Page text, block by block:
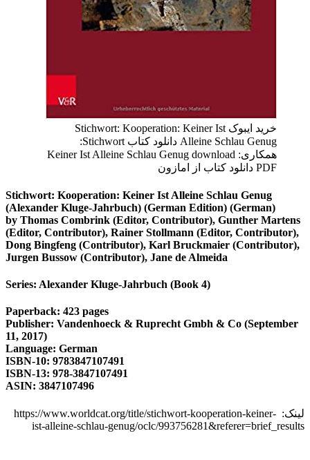
خرید ایبوک Stichwort: Kooperation: Keiner Ist
Alleine Schlau Genug دانلود کتاب Stichwort:
همکاری: Keiner Ist Alleine Schlau Genug download
PDF دانلود کتاب از امازون
Stichwort: Kooperation: Keiner Ist Alleine Schlau Genug
(Alexander Kluge-Jahrbuch) (German Edition) (German)
by Thomas Combrink (Editor, Contributor), Gunther Martens
(Editor, Contributor), Rainer Stollmann (Editor, Contributor),
Dong Bingfeng (Contributor), Karl Bruckmaier (Contributor),
Jurgen Bussow (Contributor), Jane de Almeida
Series: Alexander Kluge-Jahrbuch (Book 4)
Paperback: 423 pages
Publisher: Vandenhoeck & Ruprecht Gmbh & Co (September
11, 2017)
Language: German
ISBN-10: 9783847107491
ISBN-13: 978-3847107491
ASIN: 3847107496
لینک: https://www.worldcat.org/title/stichwort-kooperation-keiner-
ist-alleine-schlau-genug/oclc/993756281&referer=brief_results